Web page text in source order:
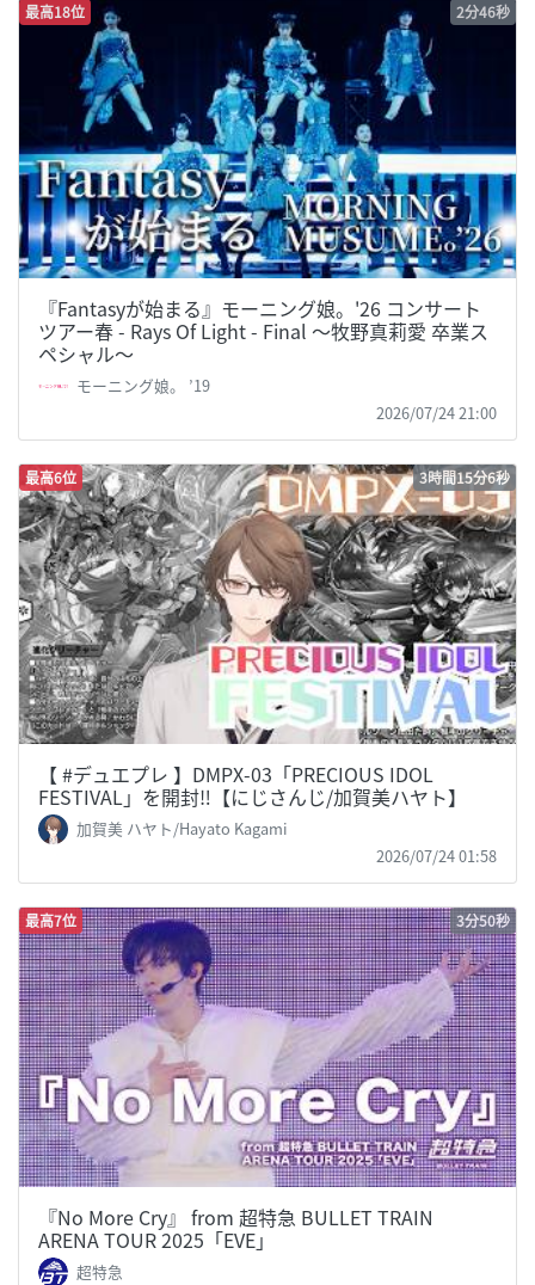
最高18位 2分46秒
『Fantasyが始まる』モーニング娘。'26 コンサート
ツアー春 - Rays Of Light - Final ～牧野真莉愛 卒業ス
ペシャル～
モーニング娘。 ’19
2026/07/24 21:00
最高6位 3時間15分6秒
【 #デュエプレ 】DMPX-03「PRECIOUS IDOL
FESTIVAL」を開封‼【にじさんじ/加賀美ハヤト】
加賀美 ハヤト/Hayato Kagami
2026/07/24 01:58
最高7位 3分50秒
『No More Cry』 from 超特急 BULLET TRAIN
ARENA TOUR 2025「EVE」
超特急